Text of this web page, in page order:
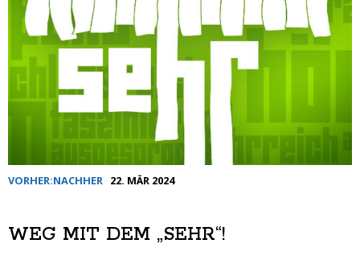
VORHER:NACHHER 22. MÄR 2024
WEG MIT DEM „SEHR“!